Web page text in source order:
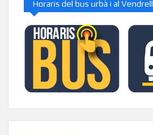
Horaris del bus urbà i al Vendrell